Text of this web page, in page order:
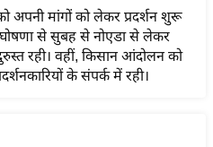
अपनी मांगों को लेकर प्रदर्शन शुरू
घोषणा से सुबह से नोएडा से लेकर
रही। वहीं, किसान आंदोलन को
के संपर्क में रही।